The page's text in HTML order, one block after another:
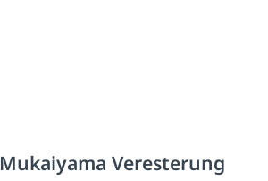
Mukaiyama Veresterung